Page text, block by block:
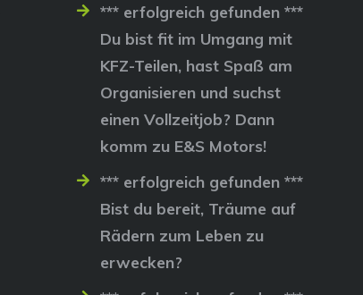
*** erfolgreich gefunden ***
Du bist fit im Umgang mit
KFZ-Teilen, hast Spaß am
Organisieren und suchst
einen Vollzeitjob? Dann
komm zu E&S Motors!
*** erfolgreich gefunden ***
Bist du bereit, Träume auf
Rädern zum Leben zu
erwecken?